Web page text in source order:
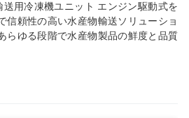
用冷凍機ユニット エンジン駆動式を
信頼性の高い水産物輸送ソリューショ
らゆる段階で水産物製品の鮮度と品質